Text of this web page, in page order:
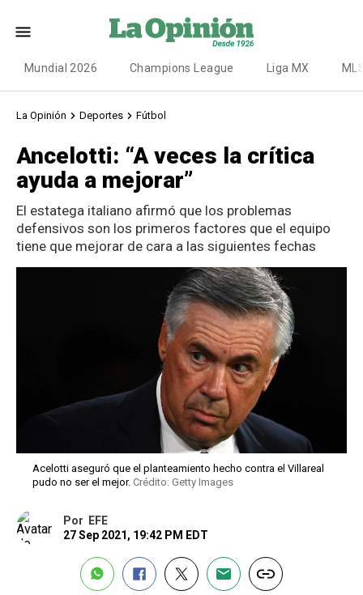
Mundial 2026 Champions League Liga MX
La Opinión Deportes Fútbol
Ancelotti: “A veces la crítica
ayuda a mejorar”
El estatega italiano afirmó que los problemas
defensivos son los primeros factores que el equipo
tiene que mejorar de cara a las siguientes fechas
Acelotti aseguró que el planteamiento hecho contra el Villareal
pudo no ser el mejor. Crédito: Getty Images
Por EFE
27 Sep 2021, 19:42 PM EDT